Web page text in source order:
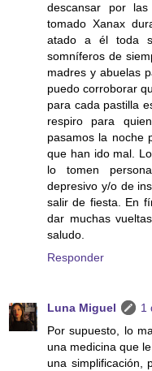
descansar por
tomado Xanax
atado a él toda
somníferos de
madres y abuelas
puedo corroborar
para cada pastilla
respiro para
pasamos la noche
que han ido mal.
lo tomen
depresivo y/o de
salir de fiesta. En
dar muchas
saludo.
Responder
Luna Miguel
1
Por supuesto, lo
una medicina que
una simplificación,